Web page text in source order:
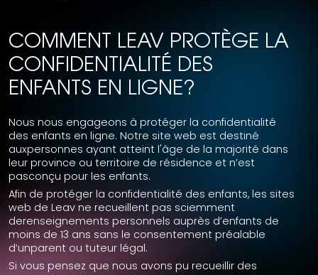
COMMENT LEAV PROTÈGE LA
CONFIDENTIALITÉ DES
ENFANTS EN LIGNE?
Nous nous engageons à protéger la confidentialité
des enfants en ligne. Notre site web est destiné
auxpersonnes ayant atteint l'âge de la majorité dans
leur province ou territoire de résidence et n’est
pasconçu pour les enfants.
Afin de protéger la confidentialité des enfants, les sites
web de Leav ne recueillent pas sciemment
derenseignements personnels auprès d’enfants de
moins de 13 ans sans le consentement préalable
d’unparent ou tuteur légal.
Si vous pensez que nous avons pu recueillir des